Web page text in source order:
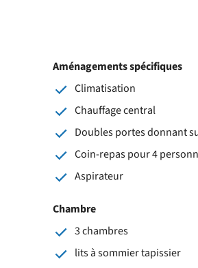
Aménagements spécifiques
Climatisation
Chauffage central
Doubles portes donnant
Coin-repas pour 4
Aspirateur
Chambre
3 chambres
lits à sommier tapissier